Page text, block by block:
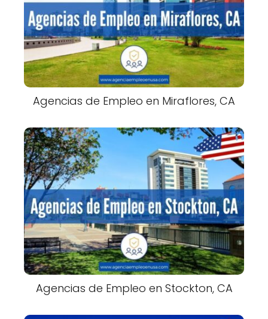
Agencias de Empleo en Miraflores, CA
Agencias de Empleo en Stockton, CA